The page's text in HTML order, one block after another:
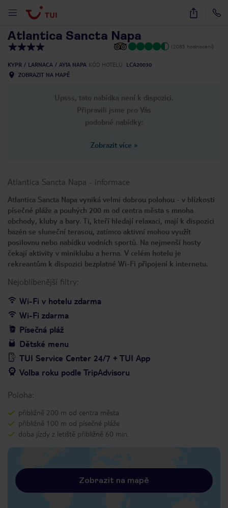
33
Atlantica Sancta Napa
(2085 hodnocení)
KYPR LARNACA AYIA NAPA KÓD HOTELU
LCA20030
ZOBRAZIT NA MAPĚ
Upsss, tato nabídka není k dispozici.
Připravili jsme pro Vás
podobné nabídky:
Zobrazit více »
Atlantica Sancta Napa - informace
Atlantica Sancta Napa vyniká velmi dobrou polohou - v blízkosti
písečné pláže a pouhých 200 m od centra města s mnoha
obchody, kluby a bary. Ti, kteří hledají relaxaci, mají k dispozici
bazén se sluneční terasou, zatímco aktivní mohou využít
posilovnu nebo nabídku vodních sportů. Na nejmenší hosty
čekají aktivity v miniklubu a herna. V celém hotelu je
rekreantům k dispozici bezplatné Wi-Fi připojení k internetu.
Nejoblíbenější filtry:
Wi-Fi v hotelu zdarma
Wi-Fi zdarma
Písečná pláž
Dětské menu
TUI Service Center 24/7 + TUI App
Volba roku podle TripAdvisoru
Poloha:
přibližně 200 m od centra města
přibližně 100 m od písečné pláže
doba jízdy z letiště přibližně 60 min.
Zobrazit na mapě